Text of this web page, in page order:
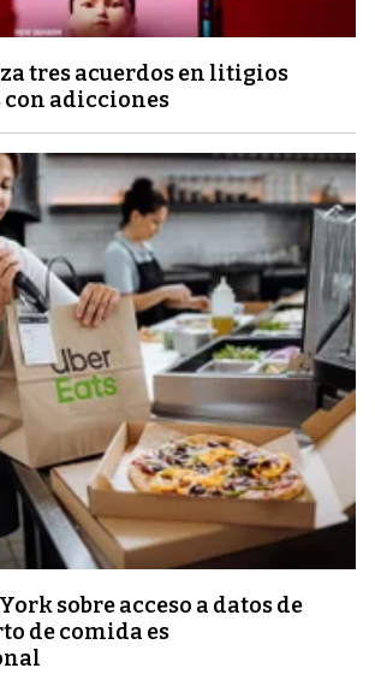
tres acuerdos en litigios
adicciones
sobre acceso a datos de
de comida es